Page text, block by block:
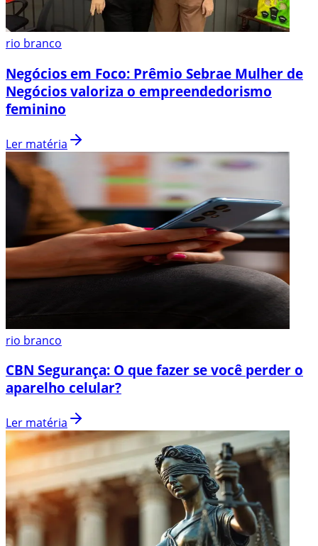
rio branco
Negócios em Foco: Prêmio Sebrae Mulher de
Negócios valoriza o empreendedorismo
feminino
Ler matéria
rio branco
CBN Segurança: O que fazer se você perder o
aparelho celular?
Ler matéria